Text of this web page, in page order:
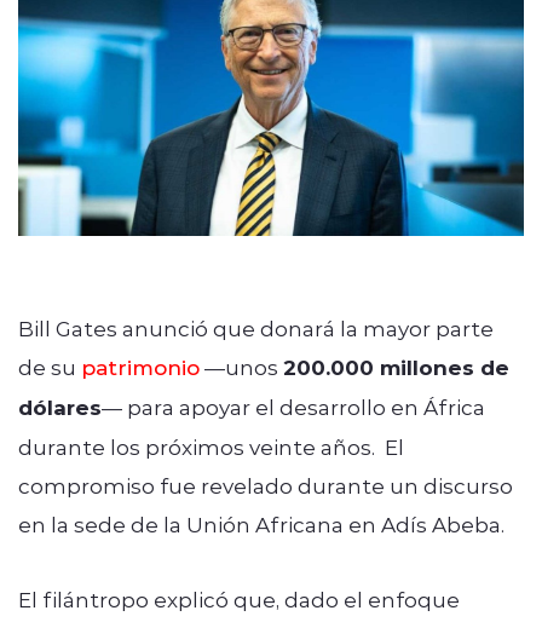
Bill Gates anunció que donará la mayor parte
de su patrimonio—unos 200.000 millones de
dólares— para apoyar el desarrollo en África
durante los próximos veinte años. El
compromiso fue revelado durante un discurso
en la sede de la Unión Africana en Adís Abeba.
El filántropo explicó que, dado el enfoque